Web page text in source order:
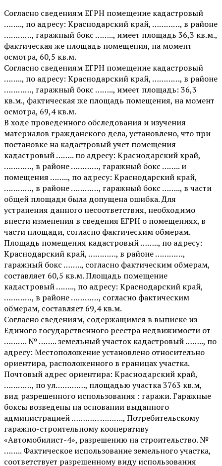
Согласно сведениям ЕГРН помещение кадастровый
…….., по адресу: Краснодарский край, …………, в районе
…………, гаражный бокс …….., имеет площадь 36,3 кв.м.,
фактическая же площадь помещения, на момент
осмотра, 60,5 кв.м.
Согласно сведениям ЕГРН помещение кадастровый
…….., по адресу: Краснодарский край, …………, в районе
…………, гаражный бокс …….., имеет площадь: 36,3
кв.м., фактическая же площадь помещения, на момент
осмотра, 69,4 кв.м.
В ходе проведенного обследования и изучения
материалов гражданского дела, установлено, что при
постановке на кадастровый учет помещения
кадастровый …….. по адресу: Краснодарский край,
…………, в районе …………, гаражный бокс …….. и
помещения …….., по адресу: Краснодарский край,
…………, в районе …………, гаражный бокс …….., в части
общей площади была допущена ошибка. Для
устранения данного несоответствия, необходимо
внести изменения в сведения ЕГРН о помещениях, в
части площади, согласно фактическим обмерам.
Площадь помещения кадастровый …….., по адресу:
Краснодарский край, …………, в районе …………,
гаражный бокс …….., согласно фактическим обмерам,
составляет 60,5 кв.м. Площадь помещение
кадастровый …….., по адресу: Краснодарский край,
…………, в районе …………, согласно фактическим
обмерам, составляет 69,4 кв.м.
Согласно сведениям, содержащимся в выписке из
Единого государственного реестра недвижимости от
………. № …….. земельный участок кадастровый …….., по
адресу: Местоположение установлено относительно
ориентира, расположенного в границах участка.
Почтовый адрес ориентира: Краснодарский край,
…………, по ул…………., площадью участка 3763 кв.м,
вид разрешенного использования : гаражи. Гаражные
боксы возведены на основании выданного
администрацией ………… ………., Потребительскому
гаражно-строительному кооперативу
«Автомобилист-4», разрешению на строительство. №
…….. Фактическое использование земельного участка,
соответствует разрешенному виду использования